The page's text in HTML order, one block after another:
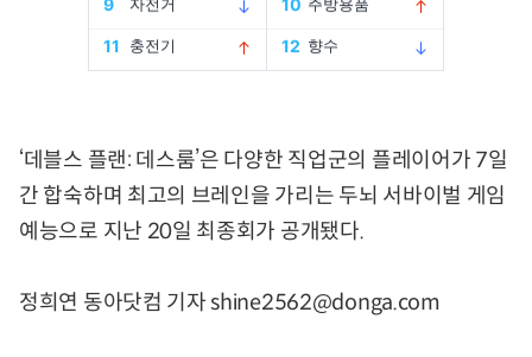
‘데블스 플랜: 데스룸’은 다양한 직업군의 플레이어가 7일
간 합숙하며 최고의 브레인을 가리는 두뇌 서바이벌 게임
예능으로 지난 20일 최종회가 공개됐다.
정희연 동아닷컴 기자 shine2562@donga.com